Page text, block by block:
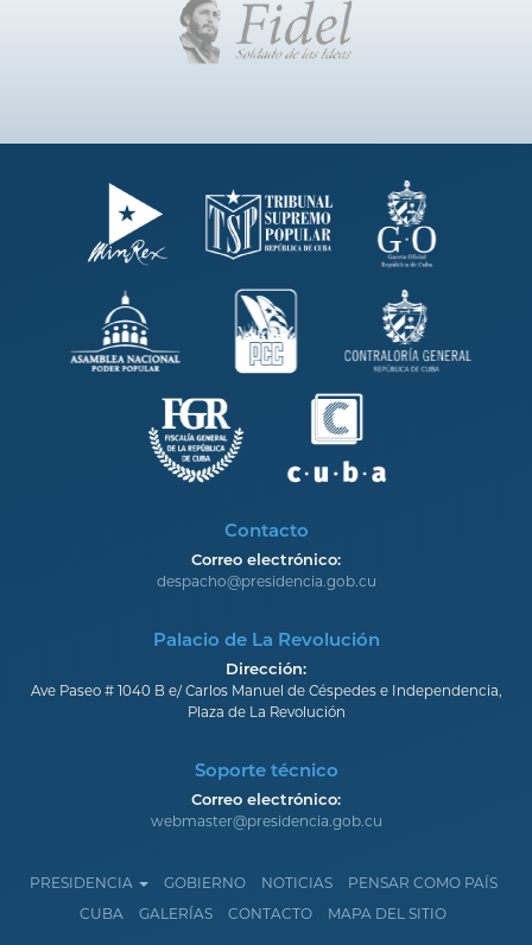
Contacto
Correo electrónico:
despacho@presidencia.gob.cu
Palacio de La Revolución
Dirección:
Ave Paseo # 1040 B e/ Carlos Manuel de Céspedes e Independencia,
Plaza de La Revolución
Soporte técnico
Correo electrónico:
webmaster@presidencia.gob.cu
PRESIDENCIA GOBIERNO NOTICIAS
PENSAR COMO PAÍS
CUBA
GALERÍAS CONTACTO MAPA DEL SITIO